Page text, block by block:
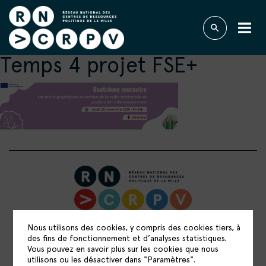
Temps 4 projet FSE+
RÉSEAU NATIONAL DES CENTRES DE
RESSOURCES POLITIQUE DE LA VILLE
15 rue Catulienne
Nous utilisons des cookies, y compris des cookies tiers, à
des fins de fonctionnement et d’analyses statistiques.
Vous pouvez en savoir plus sur les cookies que nous
utilisons ou les désactiver dans "Paramètres".